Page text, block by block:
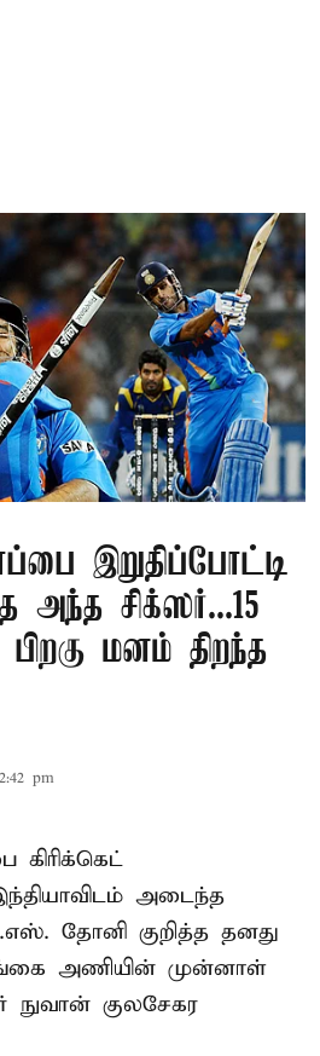
இறுதிப்போட்டி
அந்த சிக்ஸர்...15
மனம் திறந்த
pm
கிரிக்கெட்
அடைந்த
தோனி குறித்த தனது
அணியின் முன்னாள்
நுவான் குலசேகர